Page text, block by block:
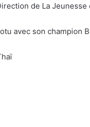
de La
avec son champion